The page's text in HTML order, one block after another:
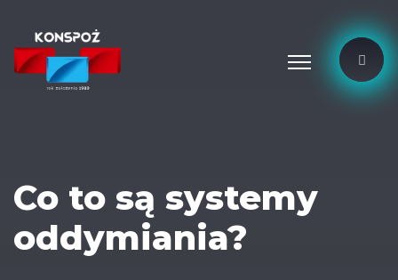
Co to są systemy
oddymiania?